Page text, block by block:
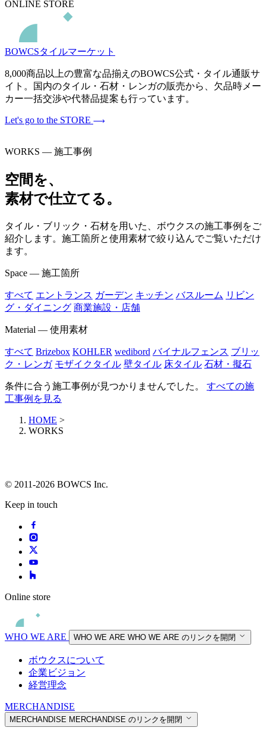
ONLINE STORE
BOWCSタイルマーケット
8,000商品以上の豊富な品揃えのBOWCS公式・タイル通販サ
イト。国内のタイル・石材・レンガの販売から、欠品時メー
カー一括交渉や代替品提案も行っています。
Let's go to the STORE
WORKS — 施工事例
空間を、
素材で仕立てる。
タイル・ブリック・石材を用いた、ボウクスの施工事例をご
紹介します。施工箇所と使用素材で絞り込んでご覧いただけ
ます。
Space — 施工箇所
すべて エントランス ガーデン キッチン バスルーム リビン
グ・ダイニング 商業施設・店舗
Material — 使用素材
すべて Brizebox KOHLER wedibord バイナルフェンス ブリッ
ク・レンガ モザイクタイル 壁タイル 床タイル 石材・擬石
条件に合う施工事例が見つかりませんでした。 すべての施
工事例を見る
HOME >
WORKS
© 2011-2026 BOWCS Inc.
Keep in touch
Online store
WHO WE ARE WHO WE ARE WHO WE ARE のリンクを開閉
ボウクスについて
企業ビジョン
経営理念
MERCHANDISE
MERCHANDISE MERCHANDISE のリンクを開閉